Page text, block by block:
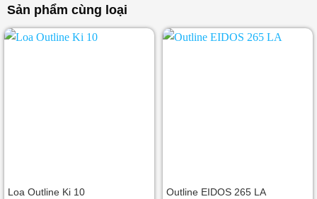
5
Sản phẩm cùng loại
Loa Outline Ki 10 Outline EIDOS 265 LA